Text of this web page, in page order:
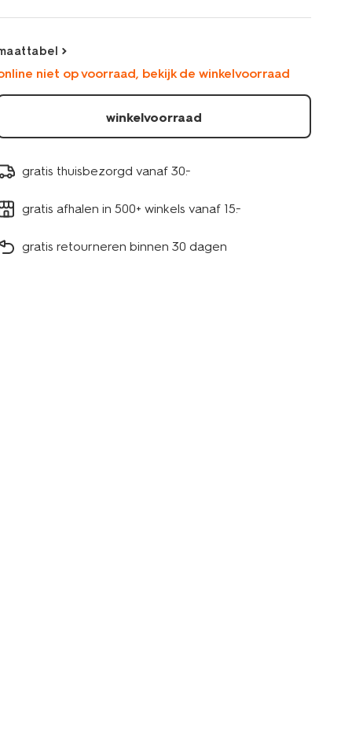
niet op voorraad, bekijk de winkelvoorraad
winkelvoorraad
gratis thuisbezorgd vanaf 30.-
gratis afhalen in 500+ winkels vanaf 15.-
gratis retourneren binnen 30 dagen